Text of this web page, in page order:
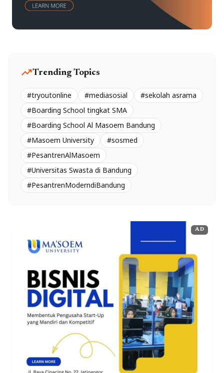
trending_upTrending Topics
#tryoutonline #mediasosial
#sekolah asrama
#Boarding School tingkat SMA
#Boarding School Al Masoem Bandung
#Masoem University
#sosmed
#PesantrenAlMasoem
#Universitas Swasta di Bandung
#PesantrenModerndiBandung
AD